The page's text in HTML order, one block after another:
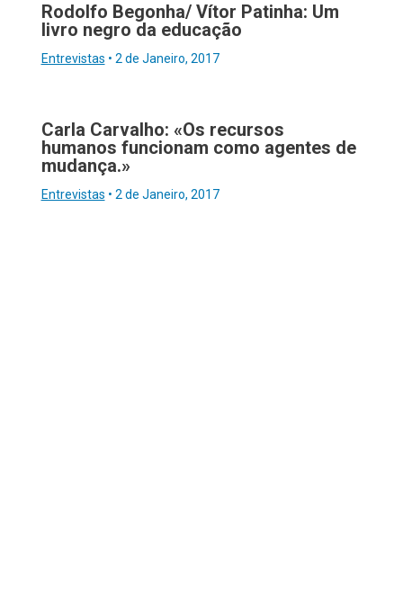
Rodolfo Begonha/ Vítor Patinha: Um
livro negro da educação
Entrevistas • 2 de Janeiro, 2017
Carla Carvalho: «Os recursos
humanos funcionam como agentes de
mudança.»
Entrevistas • 2 de Janeiro, 2017